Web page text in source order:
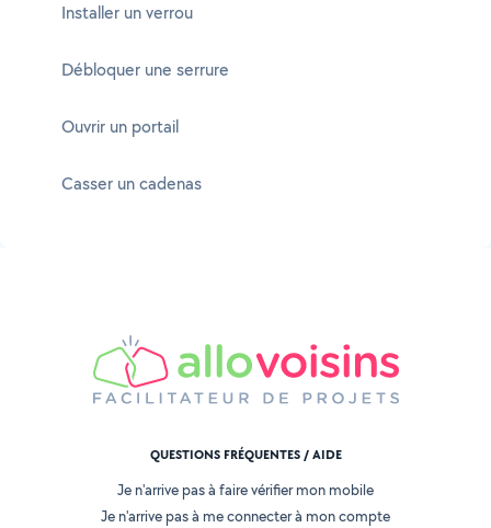
Installer un verrou
Débloquer une serrure
Ouvrir un portail
Casser un cadenas
QUESTIONS FRÉQUENTES / AIDE
Je n'arrive pas à faire vérifier mon mobile
Je n'arrive pas à me connecter à mon compte